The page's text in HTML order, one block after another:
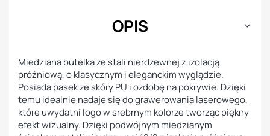
OPIS
Miedziana butelka ze stali nierdzewnej z izolacją
próżniową, o klasycznym i eleganckim wyglądzie.
Posiada pasek ze skóry PU i ozdobę na pokrywie. Dzięki
temu idealnie nadaje się do grawerowania laserowego,
które uwydatni logo w srebrnym kolorze tworząc piękny
efekt wizualny. Dzięki podwójnym miedzianym